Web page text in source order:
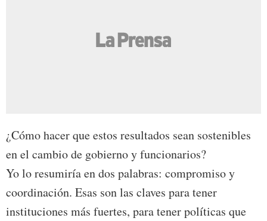
¿Cómo hacer que estos resultados sean sostenibles
en el cambio de gobierno y funcionarios?
Yo lo resumiría en dos palabras: compromiso y
coordinación. Esas son las claves para tener
instituciones más fuertes, para tener políticas que